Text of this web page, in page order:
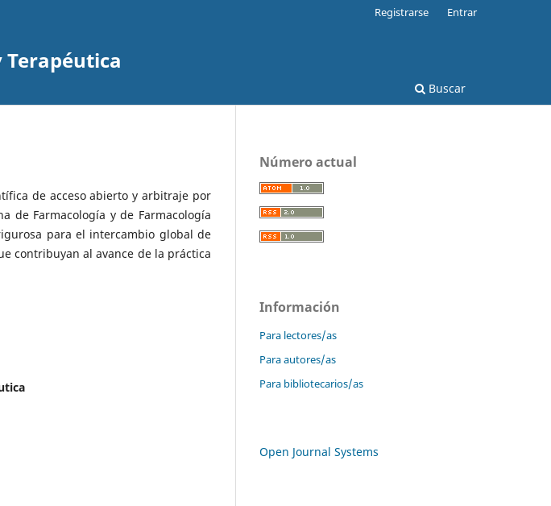
Terapéutica
Buscar
Registrarse Entrar
de acceso abierto y arbitraje por
de Farmacología y de Farmacología
para el intercambio global de
contribuyan al avance de la práctica
Número actual
Información
Para lectores/as
Para autores/as
Para bibliotecarios/as
Open Journal Systems